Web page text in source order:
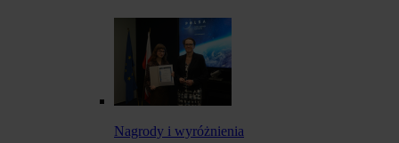
Nagrody i wyróżnienia